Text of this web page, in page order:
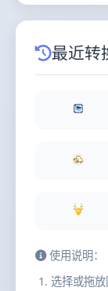
最近转
使用说明：
选择或拖